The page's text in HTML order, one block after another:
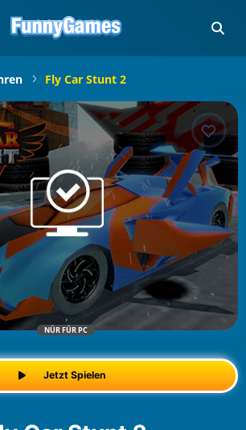
Fly Car Stunt 2
NÜR FÜR PC
Jetzt Spielen